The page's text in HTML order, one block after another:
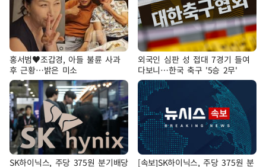
홍서범♥조갑경, 아들 불륜 사과
후 근황…밝은 미소
외국인 심판 성 접대 7경기 들여
다보니…한국 축구 '5승 2무'
SK하이닉스, 주당 375원 분기배당
[속보]SK하이닉스, 주당 375원 분